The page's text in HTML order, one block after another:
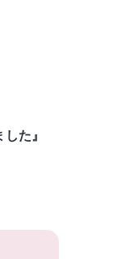
た』